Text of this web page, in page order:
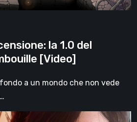
la 1.0 del
[Video]
a un mondo che non vede